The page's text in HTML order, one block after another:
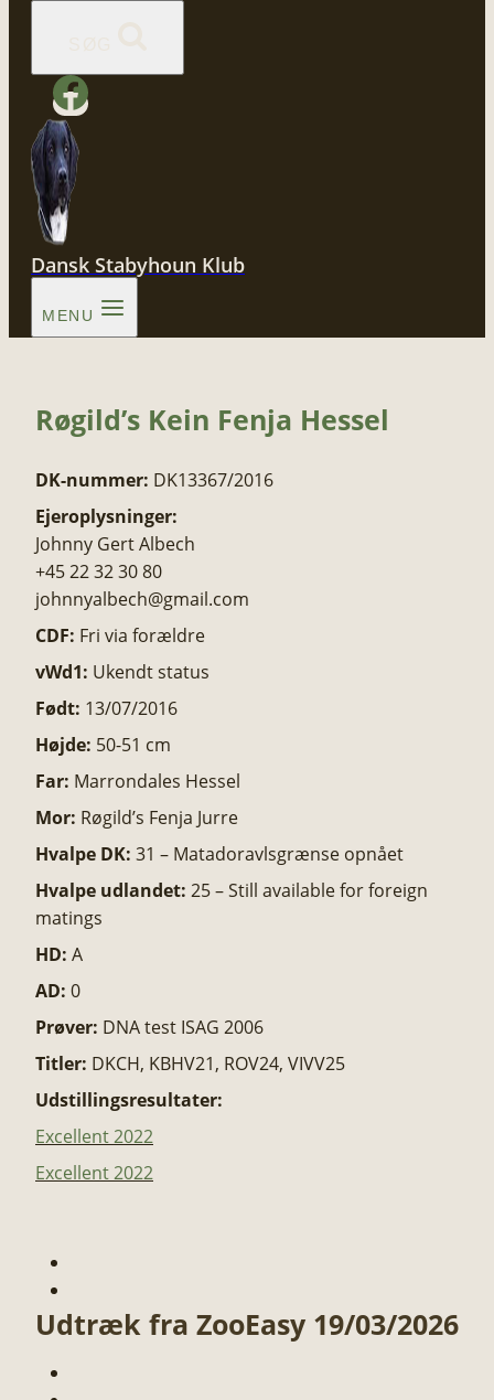
Dansk Stabyhoun Klub
MENU
Røgild’s Kein Fenja Hessel
DK-nummer: DK13367/2016
Ejeroplysninger:
Johnny Gert Albech
+45 22 32 30 80
johnnyalbech@gmail.com
CDF: Fri via forældre
vWd1: Ukendt status
Født: 13/07/2016
Højde: 50-51 cm
Far: Marrondales Hessel
Mor: Røgild’s Fenja Jurre​
Hvalpe DK: 31 – Matadoravlsgrænse opnået
Hvalpe udlandet: 25 – Still available for foreign
matings
HD: A
AD: 0
Prøver: DNA test ISAG 2006
Titler: DKCH, KBHV21, ROV24, VIVV25
Udstillingsresultater:
Excellent 2022
Excellent 2022
Udtræk fra ZooEasy 19/03/2026